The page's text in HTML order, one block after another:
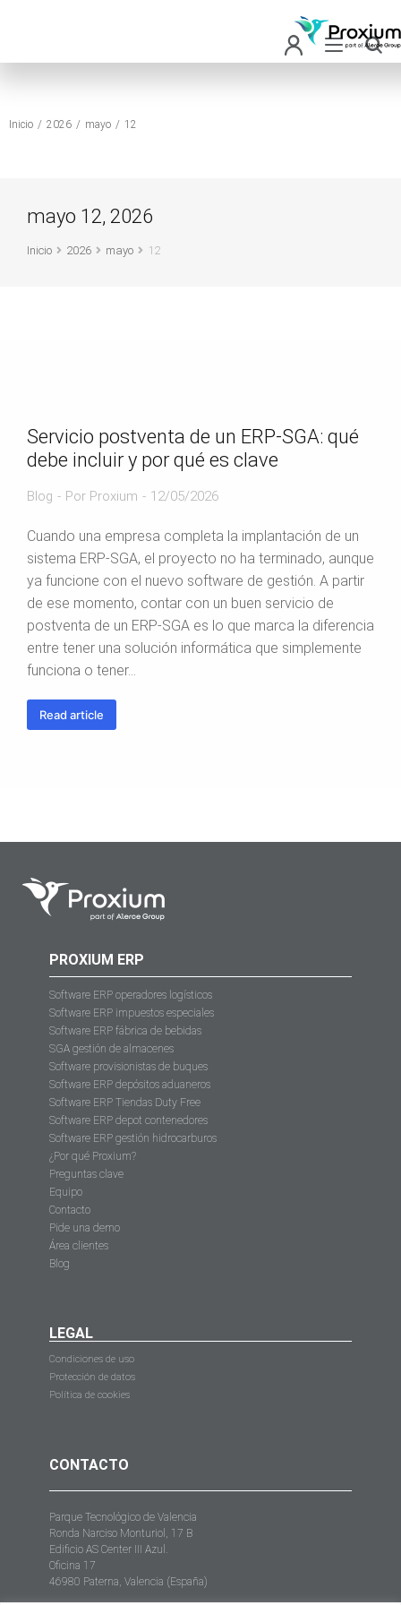
Estás aquí:
Inicio 2026 mayo 12
mayo 12, 2026
Estás aquí:
Inicio 2026 mayo 12
Servicio postventa de un ERP-SGA: qué
debe incluir y por qué es clave
Blog Por Proxium 12/05/2026
Cuando una empresa completa la implantación de un
sistema ERP-SGA, el proyecto no ha terminado, aunque
ya funcione con el nuevo software de gestión. A partir
de ese momento, contar con un buen servicio de
postventa de un ERP-SGA es lo que marca la diferencia
entre tener una solución informática que simplemente
funciona o tener…
Read article
PROXIUM ERP
Software ERP operadores logísticos
Software ERP impuestos especiales
Software ERP fábrica de bebidas
SGA gestión de almacenes
Software provisionistas de buques
Software ERP depósitos aduaneros
Software ERP Tiendas Duty Free
Software ERP depot contenedores
Software ERP gestión hidrocarburos
¿Por qué Proxium?
Preguntas clave
Equipo
Contacto
Pide una demo
Área clientes
Blog
LEGAL
Condiciones de uso
Protección de datos
Política de cookies
CONTACTO
Parque Tecnológico de Valencia
Ronda Narciso Monturiol, 17 B
Edificio AS Center III Azul.
Oficina 17
46980 Paterna, Valencia (España)